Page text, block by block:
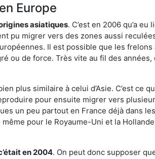
Europe
asiatiques. C’est en 2006 qu’a
pu migrer vers des zones aussi
Il est possible que les
ou de force. Très vite au fil des
plus similaire à celui d’Asie. C’est ce
pour ensuite migrer vers
un peu partout en France déjà dans
pour le Royaume-Uni et la
en 2004. On peut donc supposer